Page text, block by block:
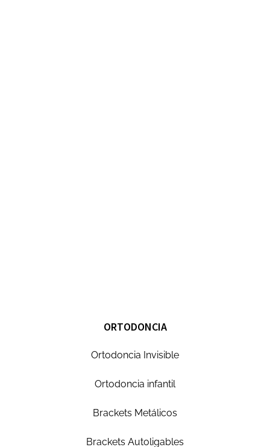
ORTODONCIA
Ortodoncia Invisible
Ortodoncia infantil
Brackets Metálicos
Brackets Autoligables